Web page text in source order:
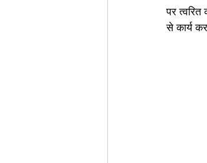
पर त्वरित
से कार्य